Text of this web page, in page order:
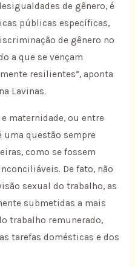
de gênero, é
públicas específicas,
de gênero no
a que se vençam
resilientes”, aponta
Lavinas.
maternidade, ou entre
questão sempre
como se fossem
De fato, não
sexual do trabalho, as
submetidas a mais
trabalho remunerado,
tarefas domésticas e dos